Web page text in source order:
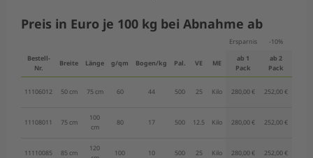
Preis in Euro je 100 kg bei Abnahme ab
Ersparnis -10%
Bestell-
Nr.
Breite Länge g/qm Bogen/kg Pal. VE ME
ab 1
Pack
ab 2
Pack
11106012 50 cm 75 cm 60 44 500 25 Kilo 280,00 € 252,00 €
11108011 75 cm
100
cm
80 17 500 12.5 Kilo 280,00 € 252,00 €
11110085 85 cm
120
100 10 500 25 Kilo 280,00 € 252,00 €